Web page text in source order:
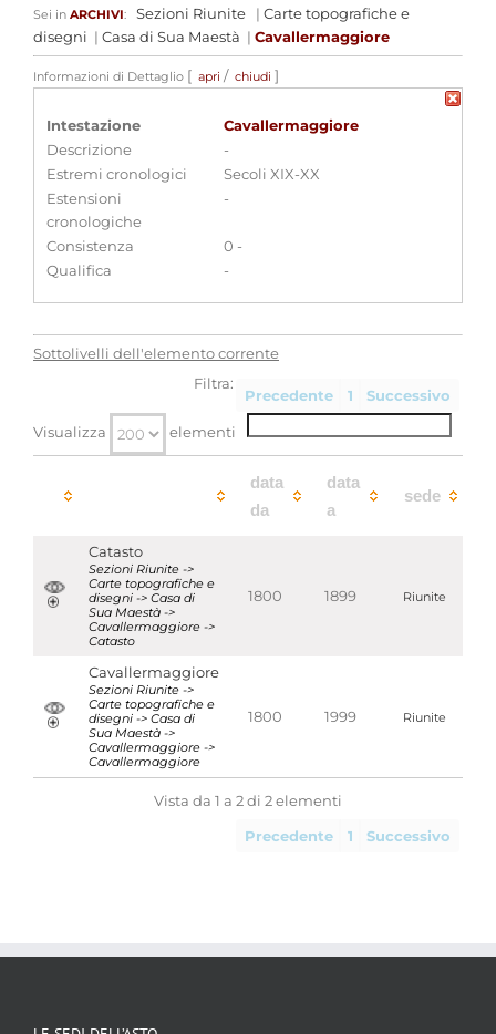
Sei in ARCHIVI: Sezioni Riunite | Carte topografiche e
disegni | Casa di Sua Maestà | Cavallermaggiore
Informazioni di Dettaglio [ apri / chiudi ]
Intestazione
Cavallermaggiore
Descrizione
-
Estremi cronologici
Secoli XIX-XX
Estensioni
cronologiche
-
Consistenza
0 -
Qualifica
-
Sottolivelli dell'elemento corrente
Precedente 1 Successivo
Visualizza elementi
Filtra:
data
da
data
a
sede
Catasto
Sezioni Riunite ->
Carte topografiche e
disegni -> Casa di
Sua Maestà ->
Cavallermaggiore ->
Catasto
1800 1899 Riunite
Cavallermaggiore
Sezioni Riunite ->
Carte topografiche e
disegni -> Casa di
Sua Maestà ->
Cavallermaggiore ->
Cavallermaggiore
1800 1999 Riunite
Vista da 1 a 2 di 2 elementi
Precedente 1 Successivo